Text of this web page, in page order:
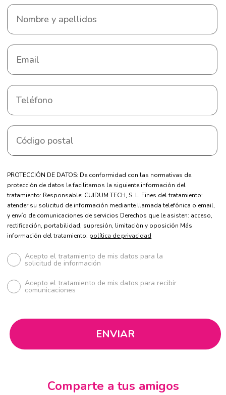
PROTECCIÓN DE DATOS: De conformidad con las normativas de
protección de datos le facilitamos la siguiente información del
tratamiento: Responsable: CUIDUM TECH, S. L. Fines del tratamiento:
atender su solicitud de información mediante llamada telefónica o email,
y envío de comunicaciones de servicios Derechos que le asisten: acceso,
rectificación, portabilidad, supresión, limitación y oposición Más
información del tratamiento: política de privacidad
Acepto el tratamiento de mis datos para la
solicitud de información
Acepto el tratamiento de mis datos para recibir
comunicaciones
Comparte a tus amigos